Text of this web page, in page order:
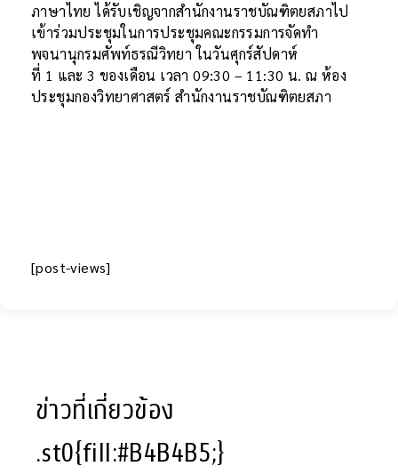
ภาษาไทย ได้รับเชิญจากสำนักงานราชบัณฑิตยสภาไป
เข้าร่วมประชุมในการประชุมคณะกรรมการจัดทำ
พจนานุกรมศัพท์ธรณีวิทยา ในวันศุกร์สัปดาห์
ที่ 1 และ 3 ของเดือน เวลา 09:30 – 11:30 น. ณ ห้อง
ประชุมกองวิทยาศาสตร์ สำนักงานราชบัณฑิตยสภา
[post-views]
ข่าวที่เกี่ยวข้อง
.st0{fill:#B4B4B5;}